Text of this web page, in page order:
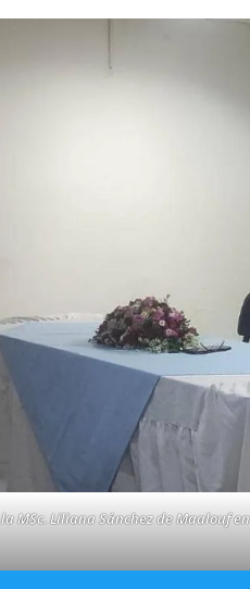
la MSc. Liliana Sánchez de Maalouf